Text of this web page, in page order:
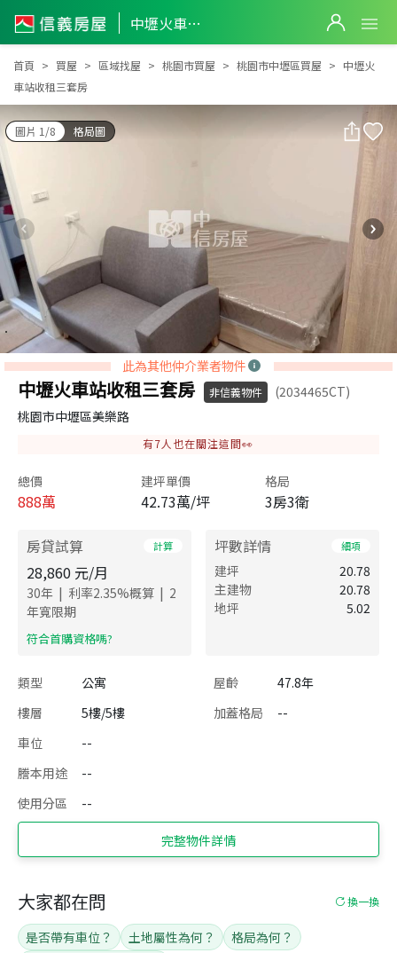
中壢火車站收租三套房
中壢火車站收租三套房
首頁 買屋 區域找屋 桃園市買屋 桃園市中壢區買屋
中壢火
車站收租三套房
圖片 1/8 格局圖
此為其他仲介業者物件
中壢火車站收租三套房 非信義物件
(2034465CT)
桃園市中壢區美樂路
有7人也在關注這間👀
總價
888萬
建坪單價
42.73萬/坪
格局
3房3衛
房貸試算 計算
28,860 元/月
30年 | 利率2.35%概算 | 2
年寬限期
​符合首購資格嗎?
坪數詳情 細項
建坪
20.78
主建物
20.78
地坪
5.02
類型 公寓 屋齡
47.8年
樓層
5樓/5樓 加蓋格局
--
車位
--
謄本用途
--
使用分區
--
完整物件詳情
大家都在問 換一換
是否帶有車位？ 土地屬性為何？
格局為何？